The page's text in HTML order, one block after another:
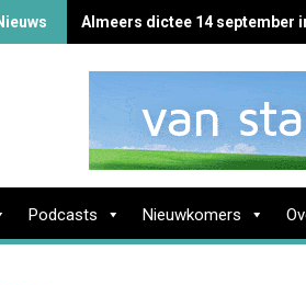
Almeers dictee 14 september
Podcasts Nieuwkomers